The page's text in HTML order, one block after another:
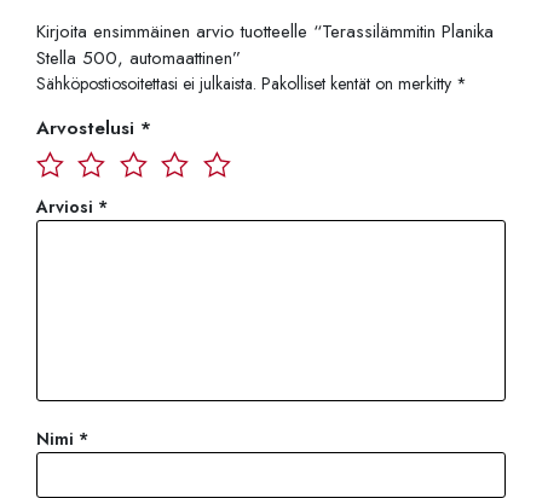
Kirjoita ensimmäinen arvio tuotteelle “Terassilämmitin Planika
Stella 500, automaattinen”
Sähköpostiosoitettasi ei julkaista. Pakolliset kentät on merkitty *
Arvostelusi *
Arviosi *
Nimi *